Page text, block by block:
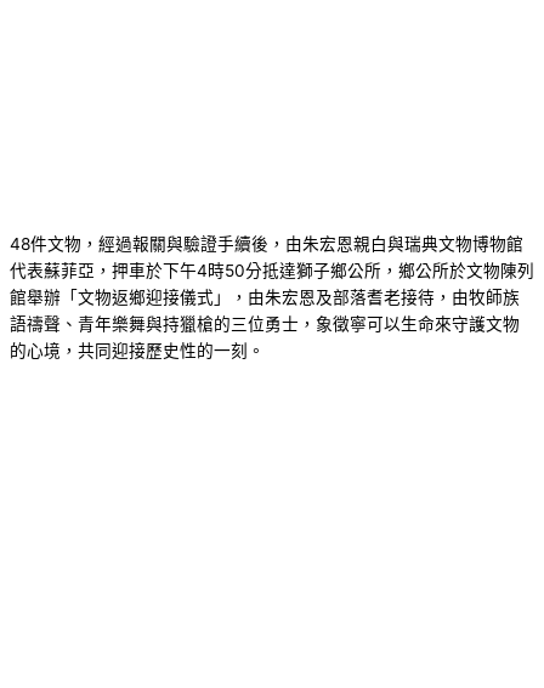
48件文物，經過報關與驗證手續後，由朱宏恩親白與瑞典文物博物館
代表蘇菲亞，押車於下午4時50分抵達獅子鄉公所，鄉公所於文物陳列
館舉辦「文物返鄉迎接儀式」，由朱宏恩及部落耆老接待，由牧師族
語禱聲、青年樂舞與持獵槍的三位勇士，象徵寧可以生命來守護文物
的心境，共同迎接歷史性的一刻。